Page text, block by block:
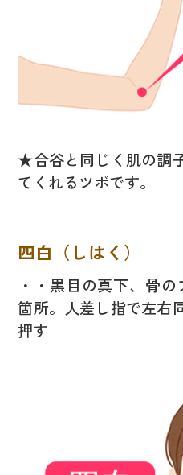
★合谷と同じく肌の調
てくれるツボです。
四白（しはく）
・・黒目の真下、骨
箇所。人差し指で左右
押す